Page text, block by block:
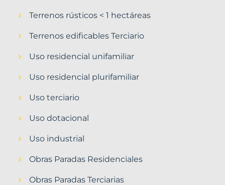
Terrenos rústicos < 1 hectáreas
Terrenos edificables Terciario
Uso residencial unifamiliar
Uso residencial plurifamiliar
Uso terciario
Uso dotacional
Uso industrial
Obras Paradas Residenciales
Obras Paradas Terciarias